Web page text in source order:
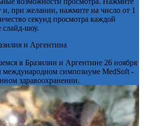
и, при желании, нажмите на число от 1
секунд просмотра каждой
шоу.
и Аргентина
в Бразилии и Аргентине 26 ноября
международном симпозиуме MedSoft -
здравоохранении.